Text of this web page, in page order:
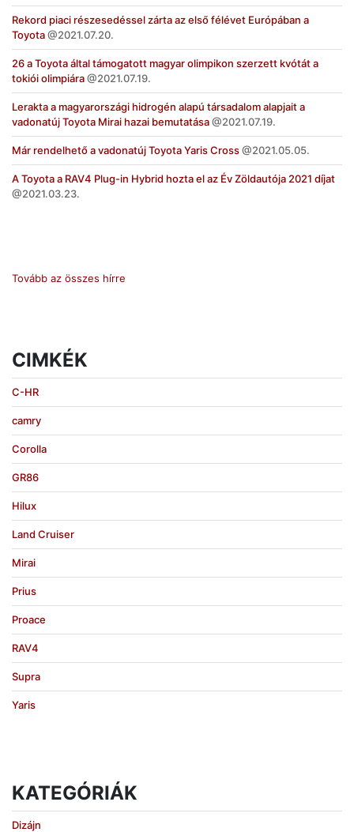
Rekord piaci részesedéssel zárta az első félévet Európában a
Toyota
2021.07.20.
26 a Toyota által támogatott magyar olimpikon szerzett kvótát a
tokiói olimpiára
2021.07.19.
Lerakta a magyarországi hidrogén alapú társadalom alapjait a
vadonatúj Toyota Mirai hazai bemutatása
2021.07.19.
Már rendelhető a vadonatúj Toyota Yaris Cross 2021.05.05.
A Toyota a RAV4 Plug-in Hybrid hozta el az Év Zöldautója 2021 díjat
2021.03.23.
Tovább az összes hírre
CIMKÉK
C-HR
camry
Corolla
GR86
Hilux
Land Cruiser
Mirai
Prius
Proace
RAV4
Supra
Yaris
KATEGÓRIÁK
Dizájn